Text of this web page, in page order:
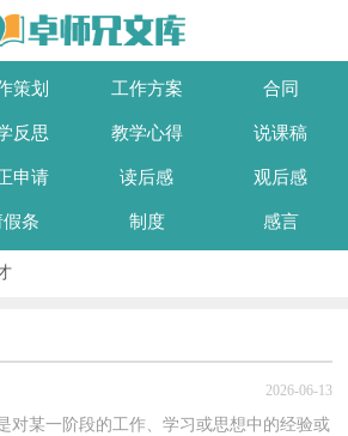
策划 工作方案 合同
反思 教学心得 说课稿
申请 读后感 观后感
假条 制度 感言
2026-06-13
对某一阶段的工作、学习或思想中的经验或